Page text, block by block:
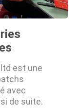
est une
avec
de suite.